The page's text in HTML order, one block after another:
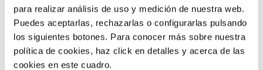
para realizar análisis de uso y medición de nuestra web.
Puedes aceptarlas, rechazarlas o configurarlas pulsando
los siguientes botones. Para conocer más sobre nuestra
política de cookies, haz click en detalles y acerca de las
cookies en este cuadro.
Evalúa latasa de llamadas contestadas por franjas
. Identificar los momentos del día con mayor
éxito te permitirá ajustar tu estrategia y maximizar
resultados.